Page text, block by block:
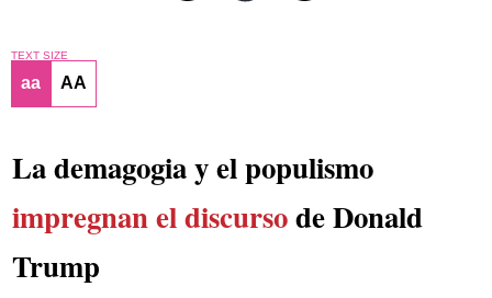
TEXT SIZE
aa AA
La demagogia y el populismo
impregnan el discursode Donald
Trump